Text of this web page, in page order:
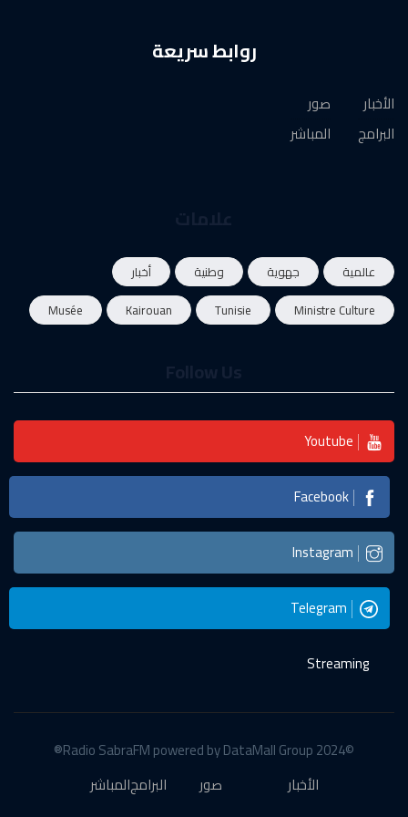
روابط سريعة
الأخبار
البرامج
صور
المباشر
عالمية جهوية وطنية
أخبار
Ministre Culture
Tunisie
Kairouan
Musée
Youtube
Facebook
Instagram
Telegram
Streaming
©2024 Radio SabraFM powered by DataMall Group®
الأخبار
صور البرامجالمباشر